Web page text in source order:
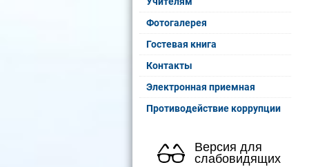
Фотогалерея
Гостевая книга
Контакты
Электронная приемная
Противодействие коррупции
Версия для
слабовидящих